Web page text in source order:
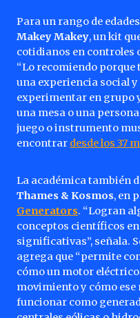
Para un rango de
Makey Makey, un kit
cotidianos en
“Lo recomiendo
una experiencia social
experimentar en grupo
una mesa o una
juego o instrumento
encontrar desde los 37
La académica también
Thames & Kosmos, en
Generators. “Logran
conceptos científicos
significativas”, señala.
agrega que “permite
cómo un motor
movimiento y cómo
funcionar como